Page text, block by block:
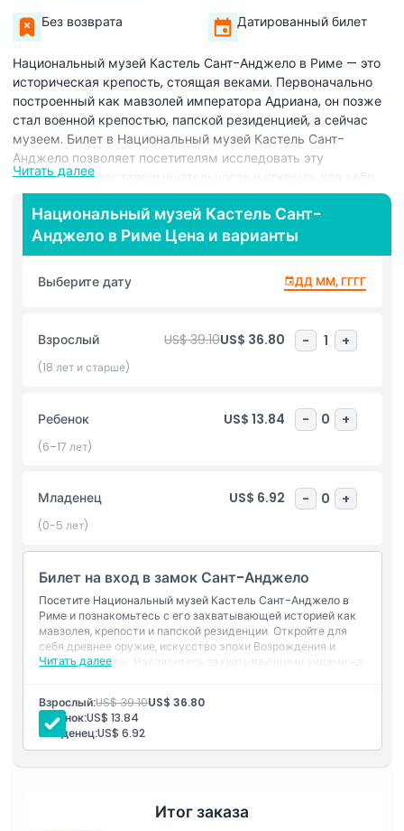
Без возврата Датированный билет
Национальный музей Кастель Сант-Анджело в Риме — это
историческая крепость, стоящая веками. Первоначально
построенный как мавзолей императора Адриана, он позже
стал военной крепостью, папской резиденцией, а сейчас
музеем. Билет в Национальный музей Кастель Сант-
Анджело позволяет посетителям исследовать эту
невероятную достопримечательность и открыть для себя
её богатую историю.
Внутри Национального музея Кастель Сант-Анджело вы
можете увидеть древнее оружие, красивые картины эпохи
соединяли замок с Ватиканом. Музей предлагает
различные роли, которые эта крепость играла в истории
Рима. Одним из главных моментов визита в Кастель Сант-
Анджело является захватывающий вид с террасы, откуда
Билет в Национальный музей Кастель Сант-Анджело дает
вам доступ к выставкам музея, историческим залам и
важным символом Рима, привлекая посетителей, любящих
историю, искусство и архитектуру. Бронирование билета в
Национальный музей Кастель Сант-Анджело заранее
обеспечивает комфортный визит на этот увлекательный
объект. Не упустите шанс исследовать одну из самых
знаковых достопримечательностей Рима и почувствовать
её уникальную историю.
Основные моменты
Включено
Читать далее
Национальный музей Кастель Сант-
Анджело в Риме Цена и варианты
Выберите дату ДД ММ, ГГГГ
Взрослый US$ 39.10US$ 36.80 - 1 +
(18 лет и старше)
Ребенок US$ 13.84 - 0 +
(6–17 лет)
Младенец US$ 6.92 - 0 +
(0-5 лет)
Билет на вход в замок Сант-Анджело
Посетите Национальный музей Кастель Сант-Анджело в
Риме и познакомьтесь с его захватывающей историей как
мавзолея, крепости и папской резиденции. Откройте для
себя древнее оружие, искусство эпохи Возрождения и
тайные проходы. Насладитесь захватывающими видами на
Читать далее
Взрослый:US$ 39.10US$ 36.80
Ребенок:US$ 13.84
Младенец:US$ 6.92
Итог заказа